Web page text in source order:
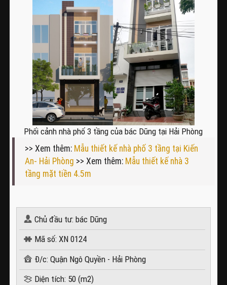
Phối cảnh nhà phố 3 tầng của bác Dũng tại Hải Phòng
>> Xem thêm: Mẫu thiết kế nhà phố 3 tầng tại Kiến
An- Hải Phòng >> Xem thêm: Mẫu thiết kế nhà 3
tầng mặt tiền 4.5m
Chủ đầu tư: bác Dũng
Mã số: XN 0124
Đ/c: Quận Ngô Quyền - Hải Phòng
Diện tích: 50 (m2)